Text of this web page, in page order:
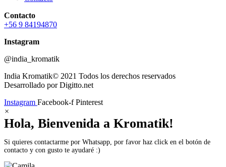
Contacto
+56 9 84194870
Instagram
@india_kromatik
India Kromatik© 2021 Todos los derechos reservados
Desarrollado por Digitto.net
Instagram Facebook-f Pinterest
×
Hola, Bienvenida a Kromatik!
Si quieres contactarme por Whatsapp, por favor haz click en el botón de
contacto y con gusto te ayudaré :)